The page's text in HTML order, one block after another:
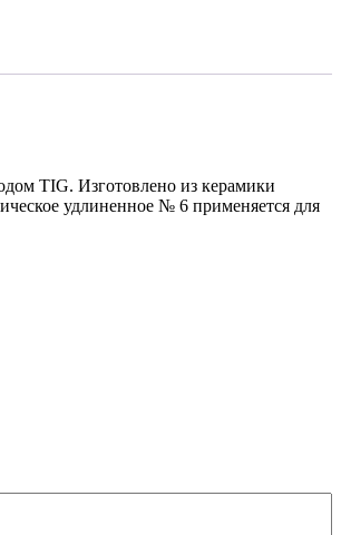
TIG. Изготовлено из керамики
удлиненное № 6 применяется для